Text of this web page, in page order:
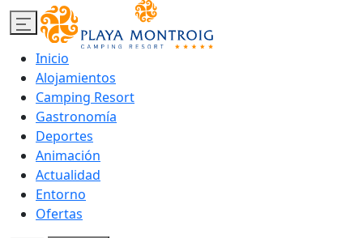
Inicio
Alojamientos
Camping Resort
Gastronomía
Deportes
Animación
Actualidad
Entorno
Ofertas